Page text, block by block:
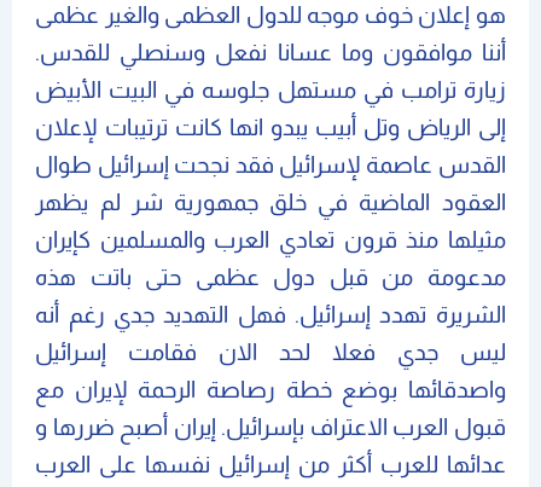
هو إعلان خوف موجه للدول العظمى والغير عظمى
أننا موافقون وما عسانا نفعل وسنصلي للقدس.
زيارة ترامب في مستهل جلوسه في البيت الأبيض
إلى الرياض وتل أبيب يبدو انها كانت ترتيبات لإعلان
القدس عاصمة لإسرائيل فقد نجحت إسرائيل طوال
العقود الماضية في خلق جمهورية شر لم يظهر
مثيلها منذ قرون تعادي العرب والمسلمين كإيران
مدعومة من قبل دول عظمى حتى باتت هذه
الشريرة تهدد إسرائيل. فهل التهديد جدي رغم أنه
ليس جدي فعلا لحد الان فقامت إسرائيل
واصدقائها بوضع خطة رصاصة الرحمة لإيران مع
قبول العرب الاعتراف بإسرائيل. إيران أصبح ضررها و
عدائها للعرب أكثر من إسرائيل نفسها على العرب